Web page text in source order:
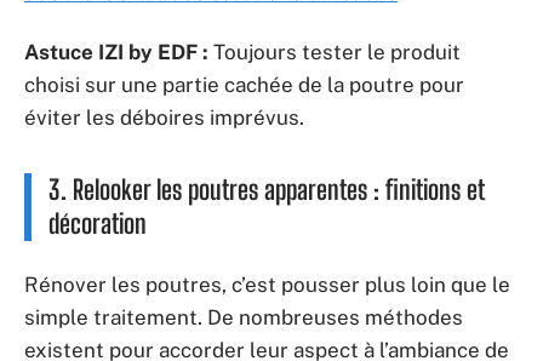
Astuce IZI by EDF : Toujours tester le produit
choisi sur une partie cachée de la poutre pour
éviter les déboires imprévus.
3. Relooker les poutres apparentes : finitions et
décoration
Rénover les poutres, c’est pousser plus loin que le
simple traitement. De nombreuses méthodes
existent pour accorder leur aspect à l’ambiance de